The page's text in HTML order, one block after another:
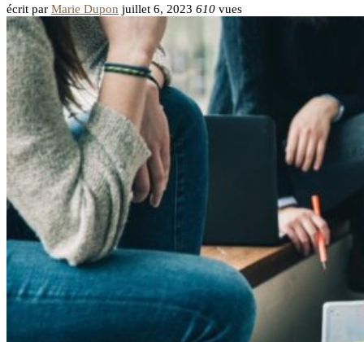
écrit par Marie Dupon juillet 6, 2023 610 vues